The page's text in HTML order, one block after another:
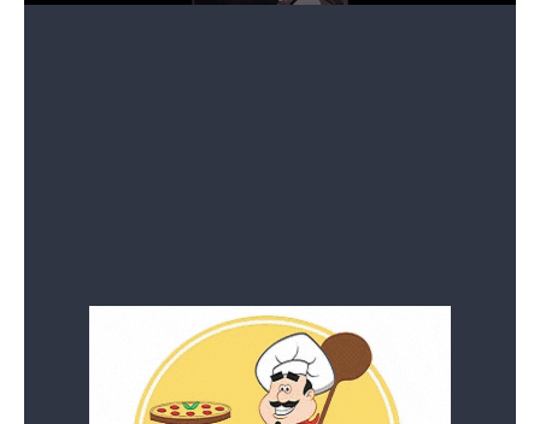
Defendeu ainda o Al-Shabab e Al-Ettifaq, ambos da Arábia